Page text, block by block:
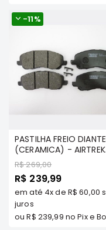
A 2004 / GALANT 2.5
VR6 1995 A 2003 -
PASTILHA FREIO
(CERAMICA) - AIRTREK
TDS / ASX / GRANDIS /
GALANT 2.5 V6 01/..
OUTLANDER TDS/
OUTLANDER 2013/.... /
LANCER 2.0 CVT 2010/
FRASLE CERAMAXX -
PD/631-CMAXX
Preço
R$ 269,00
Preço
Especial
R$ 239,99
-11%
em até 4xde R$ 60,00
juros
ouR$ 239,99 no Pix e